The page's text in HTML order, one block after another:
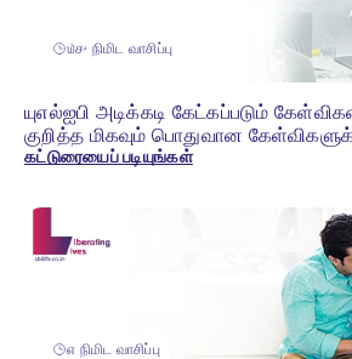
௰௪ நிமிட வாசிப்பு
யுஎல்ஐபி அடிக்கடி கேட்கப்படும்
குறித்த மிகவும் பொதுவான
கட்டுரையைப் படியுங்கள்
௭ நிமிட வாசிப்பு